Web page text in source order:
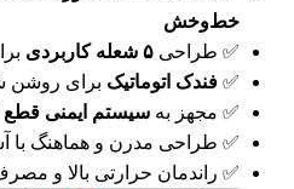
خط‌وخش
✅ طراحی ۵ شعله کاربردی
✅ فندک اتوماتیک برای روشن
✅ مجهز به سیستم ایمنی قطع
✅ طراحی مدرن و هماهنگ با
✅ راندمان حرارتی بالا و